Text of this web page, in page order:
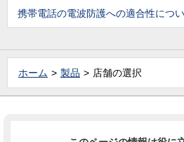
携帯電話の電波防護への適合性につ
ホーム 製品 店舗の選択